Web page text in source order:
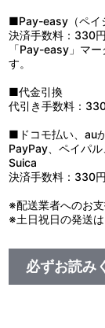
■Pay-easy（ペイ
決済手数料：330円
「Pay-easy」マ
す。
■代金引換
代引き手数料：330
■ドコモ払い、au
PayPay、ペイパ
Suica
決済手数料：330円
※配送業者へのお
※土日祝日の発送は
必ずお読み